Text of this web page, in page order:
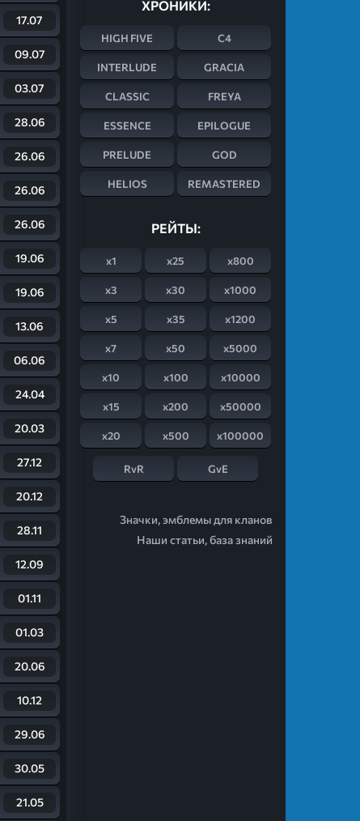
17.07
09.07
03.07
28.06
26.06
26.06
26.06
19.06
19.06
13.06
06.06
24.04
20.03
27.12
20.12
28.11
12.09
01.11
01.03
20.06
10.12
29.06
30.05
21.05
ХРОНИКИ:
HIGH FIVE
INTERLUDE
CLASSIC
ESSENCE
PRELUDE
HELIOS
C4
GRACIA
FREYA
EPILOGUE
GOD
REMASTERED
РЕЙТЫ:
x1
x3
x5
x7
x10
x15
x20
x25
x30
x35
x50
x100
x200
x500
x800
x1000
x1200
x5000
x10000
x50000
x100000
RvR GvE
Значки, эмблемы для кланов
Наши статьи, база знаний